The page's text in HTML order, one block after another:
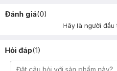
Đánh giá(0)
Hãy là người đầu
Hỏi đáp(1)